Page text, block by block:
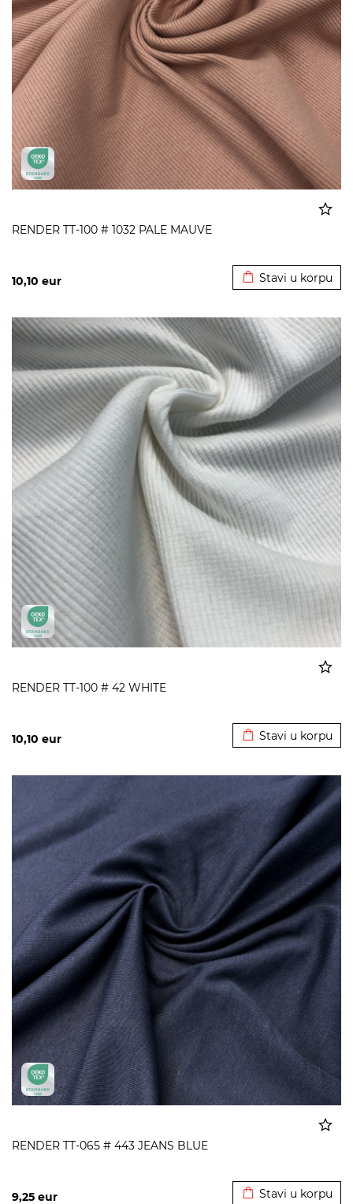
RENDER TT-100 # 1032 PALE MAUVE
10,10 eur Stavi u korpu
RENDER TT-100 # 42 WHITE
10,10 eur Stavi u korpu
RENDER TT-065 # 443 JEANS BLUE
9,25 eur Stavi u korpu